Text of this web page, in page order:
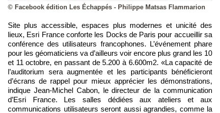
© Facebook édition Les Échappés - Philippe Matsas Flammarion
Site plus accessible, espaces plus modernes et unicité des
lieux, Esri France conforte les Docks de Paris pour accueillir sa
conférence des utilisateurs francophones. L’événement phare
pour les géomaticiens va d’ailleurs voir encore plus grand les 10
et 11 octobre, en passant de 5.200 à 6.600m2. «La capacité de
l’auditorium sera augmentée et les participants bénéficieront
d’écrans de rappel pour mieux apprécier les démonstrations,
indique Jean-Michel Cabon, le directeur de la communication
d’Esri France. Les salles dédiées aux ateliers et aux
communications utilisateurs seront aussi agrandies, comme la